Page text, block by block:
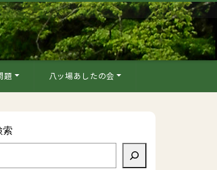
題 八ッ場あしたの会
索